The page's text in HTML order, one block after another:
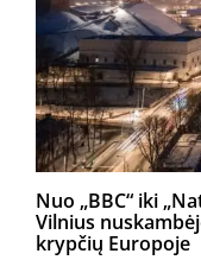
Nuo „BBC“ iki
Vilnius
krypčių Europoje